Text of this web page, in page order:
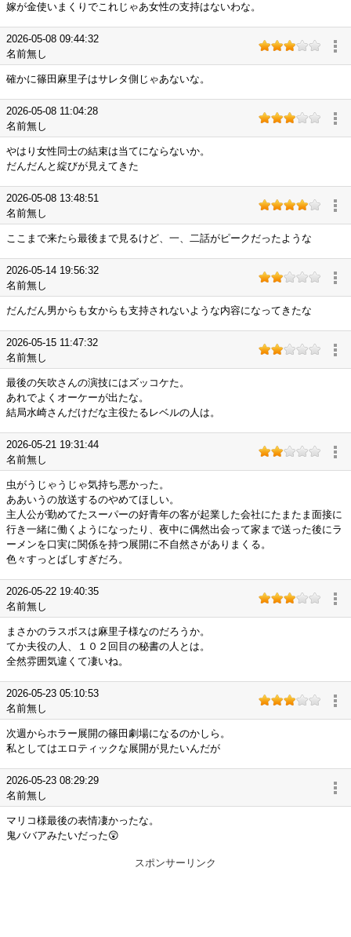
嫁が金使いまくりでこれじゃあ女性の支持はないわな。
2026-05-08 09:44:32
名前無し
確かに篠田麻里子はサレタ側じゃあないな。
2026-05-08 11:04:28
名前無し
やはり女性同士の結束は当てにならないか。
だんだんと綻びが見えてきた
2026-05-08 13:48:51
名前無し
ここまで来たら最後まで見るけど、一、二話がピークだったような
2026-05-14 19:56:32
名前無し
だんだん男からも女からも支持されないような内容になってきたな
2026-05-15 11:47:32
名前無し
最後の矢吹さんの演技にはズッコケた。
あれでよくオーケーが出たな。
結局水崎さんだけだな主役たるレベルの人は。
2026-05-21 19:31:44
名前無し
虫がうじゃうじゃ気持ち悪かった。
ああいうの放送するのやめてほしい。
主人公が勤めてたスーパーの好青年の客が起業した会社にたまたま面接に
行き一緒に働くようになったり、夜中に偶然出会って家まで送った後にラ
ーメンを口実に関係を持つ展開に不自然さがありまくる。
色々すっとばしすぎだろ。
2026-05-22 19:40:35
名前無し
まさかのラスボスは麻里子様なのだろうか。
てか夫役の人、１０２回目の秘書の人とは。
全然雰囲気違くて凄いね。
2026-05-23 05:10:53
名前無し
次週からホラー展開の篠田劇場になるのかしら。
私としてはエロティックな展開が見たいんだが
2026-05-23 08:29:29
名前無し
マリコ様最後の表情凄かったな。
鬼ババアみたいだった😲
スポンサーリンク